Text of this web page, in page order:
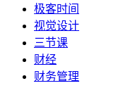
极客时间
视觉设计
三节课
财经
财务管理